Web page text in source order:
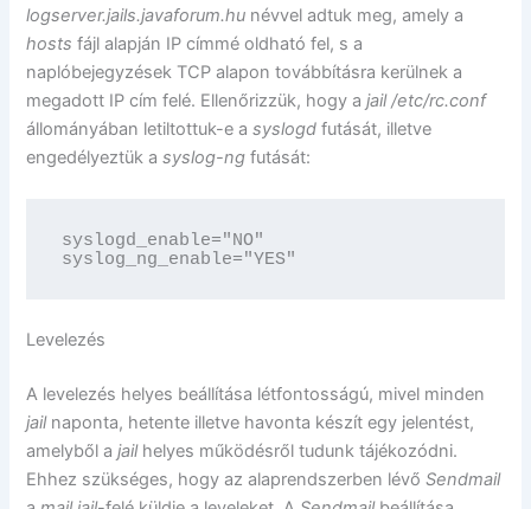
logserver.jails.javaforum.hu névvel adtuk meg, amely a
hosts fájl alapján IP címmé oldható fel, s a
naplóbejegyzések TCP alapon továbbításra kerülnek a
megadott IP cím felé. Ellenőrizzük, hogy ajail /etc/rc.conf
állományában letiltottuk-e asyslogd futását, illetve
engedélyeztük asyslog-ng futását:
syslogd_enable="NO"
syslog_ng_enable="YES"
Levelezés
A levelezés helyes beállítása létfontosságú, mivel minden
jailnaponta, hetente illetve havonta készít egy jelentést,
amelyből ajailhelyes működésről tudunk tájékozódni.
Ehhez szükséges, hogy az alaprendszerben lévőSendmail